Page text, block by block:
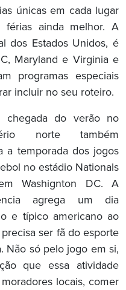
únicas em cada lugar
férias ainda melhor. A
dos Estados Unidos, é
Maryland e Virginia e
programas especiais
incluir no seu roteiro.
chegada do verão no
norte também
a temporada dos jogos
no estádio Nationals
Washignton DC. A
agrega um dia
e típico americano ao
ser fã do esporte
Não só pelo jogo em si,
que essa atividade
locais, comer